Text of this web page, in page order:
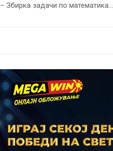
– Збирка задачи по математика…